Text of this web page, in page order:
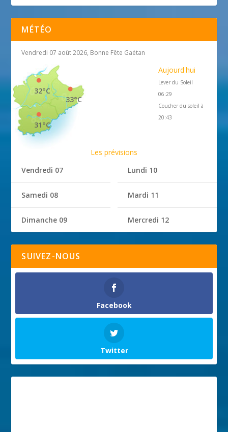
MÉTÉO
Vendredi 07 août 2026, Bonne Fête Gaétan
33°C
32°C
31°C
Aujourd'hui
Lever du Soleil
06:29
Coucher du soleil à
20:43
Les prévisions
Vendredi 07
Samedi 08
Dimanche 09
Lundi 10
Mardi 11
Mercredi 12
SUIVEZ-NOUS
Facebook
Twitter